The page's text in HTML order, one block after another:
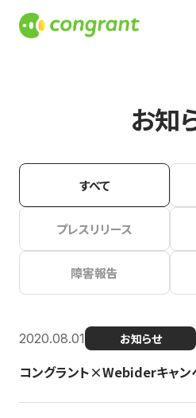
お知
すべて
プレスリリース
障害報告
2020.08.01 お知らせ
コングラント×Webiderキャン